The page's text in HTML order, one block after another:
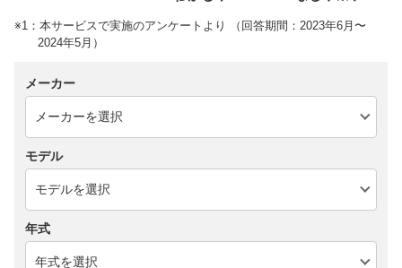
※1：本サービスで実施のアンケートより （回答期間：2023年6月〜
2024年5月）
メーカー
モデル
年式